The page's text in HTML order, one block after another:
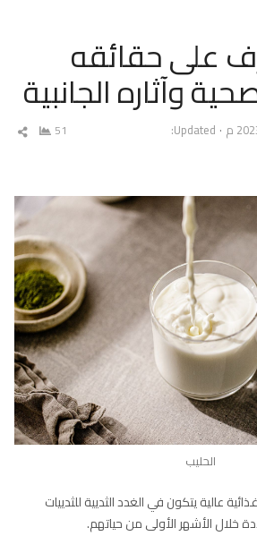
على حقائقه
وآثاره الجانبية
Updated:
51
الحليب
عالية يتكون في الغدد الثديية للثدييات
خلال الأشهر الأولى من حياتهم.